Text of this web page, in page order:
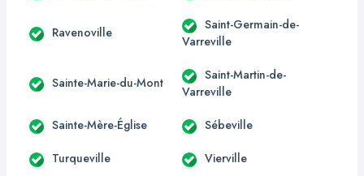
Ravenoville
Saint-Germain-de-
Varreville
Sainte-Marie-du-Mont
Saint-Martin-de-
Varreville
Sainte-Mère-Église Sébeville
Turqueville Vierville